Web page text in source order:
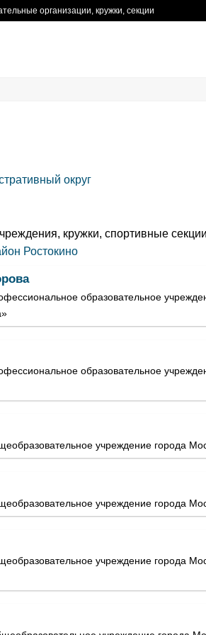
организации, кружки, секции
округ
кружки, спортивные
Ростокино
образовательное
образовательное
учреждение города
учреждение города
учреждение города